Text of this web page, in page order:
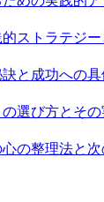
ストラテジー
と成功への具
選び方とその
の整理法と次